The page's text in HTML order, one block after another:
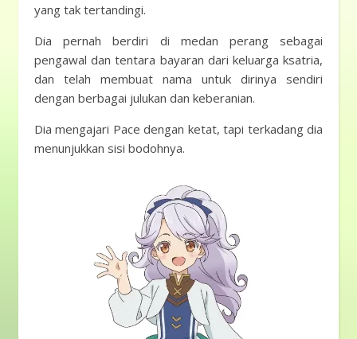
yang tak tertandingi.
Dia pernah berdiri di medan perang sebagai
pengawal dan tentara bayaran dari keluarga ksatria,
dan telah membuat nama untuk dirinya sendiri
dengan berbagai julukan dan keberanian.
Dia mengajari Pace dengan ketat, tapi terkadang dia
menunjukkan sisi bodohnya.